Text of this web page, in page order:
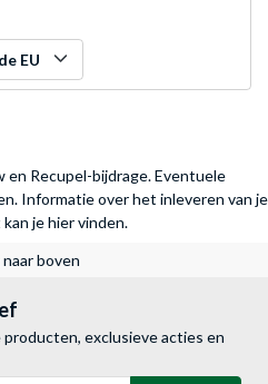
EU
en Recupel-bijdrage. Eventuele
Informatie over het inleveren van je
je hier vinden.
boven
exclusieve acties en